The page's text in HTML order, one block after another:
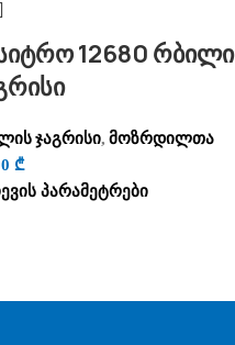
12680 რბილი
ჯაგრისი, მოზრდილთა
₾
პარამეტრები